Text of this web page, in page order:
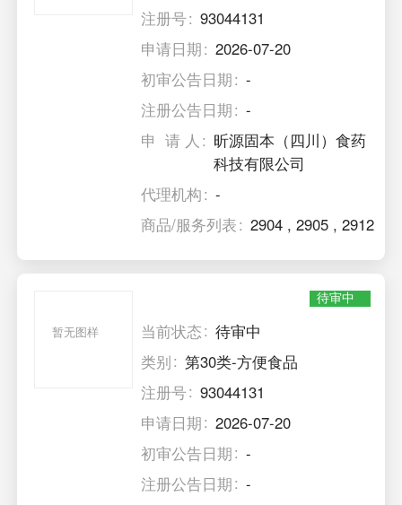
注册号
93044131
申请日期
2026-07-20
初审公告日期
-
注册公告日期
-
申 请 人
昕源固本（四川）食药
科技有限公司
代理机构
-
商品/服务列表
2904 ,2905 ,2912
暂无图样
待审中
当前状态
待审中
类别
第30类-方便食品
注册号
93044131
申请日期
2026-07-20
初审公告日期
-
注册公告日期
-